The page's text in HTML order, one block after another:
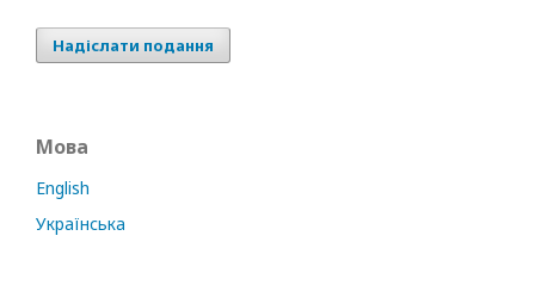
Надіслати подання
Мова
English
Українська